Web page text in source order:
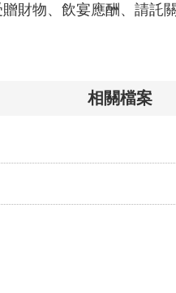
財物、飲宴應酬、請託
相關檔案